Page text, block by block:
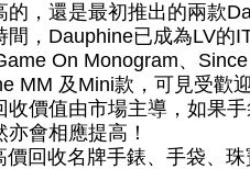
，還是最初推出的兩款
間，Dauphine已成為LV的
On Monogram、
MM 及Mini款，可見受歡
收價值由市場主導，如果手
亦會相應提高！
回收名牌手錶、手袋、珠